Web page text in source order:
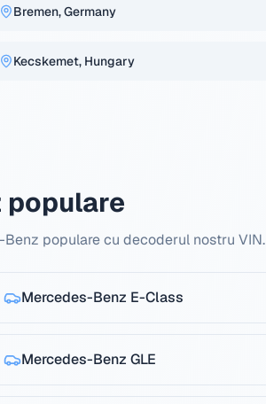
Bremen, Germany
Kecskemet, Hungary
populare
populare cu decoderul nostru VIN.
Mercedes-Benz E-Class
Mercedes-Benz GLE